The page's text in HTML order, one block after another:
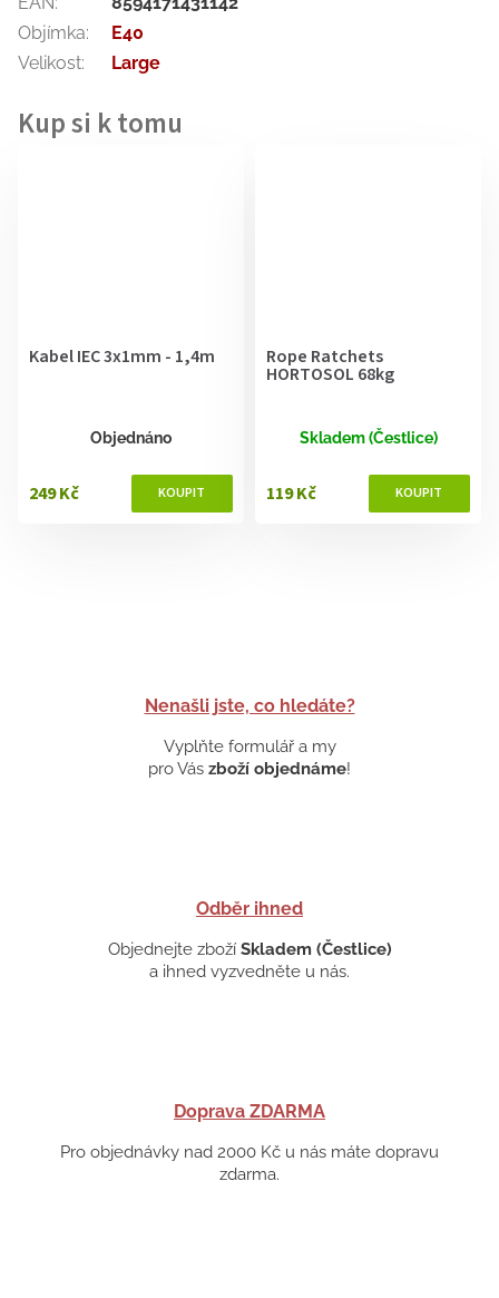
Nenašli jste, co hledáte?
Vyplňte formulář a my
pro Vás zboží objednáme!
Odběr ihned
Objednejte zboží Skladem (Čestlice)
a ihned vyzvedněte u nás.
Doprava ZDARMA
Pro objednávky nad 2000 Kč u nás máte dopravu
zdarma.
Kabel IEC 3x1mm - 1,4m
Objednáno
249 Kč
Rope Ratchets
HORTOSOL 68kg
Skladem (Čestlice)
119 Kč
Objímka:
E40
Velikost: Large